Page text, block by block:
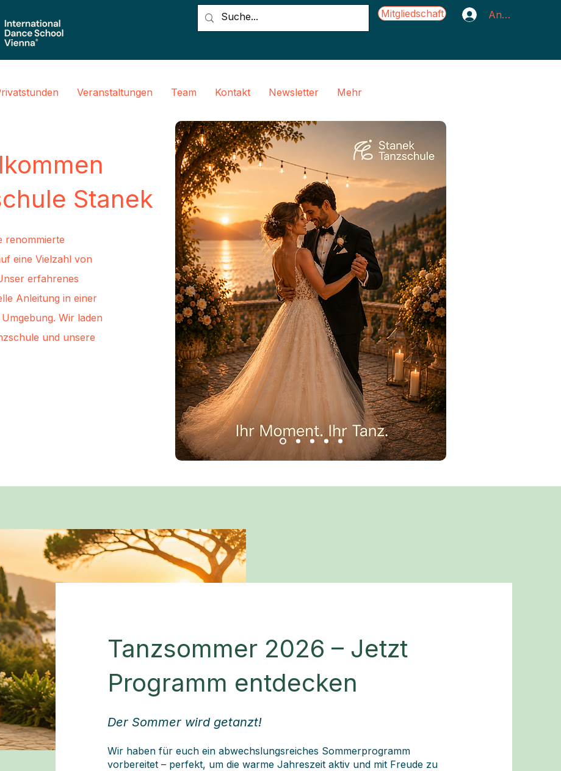
Mitgliedschaft Anmelden
Veranstaltungen Team Kontakt Newsletter Mehr
Stanek
renommierte
eine Vielzahl von
erfahrenes
Anleitung in einer
Wir laden
und unsere
Tanzsommer 2026 – Jetzt
Programm entdecken
Der Sommer wird getanzt!
Wir haben für euch ein abwechslungsreiches Sommerprogramm
vorbereitet – perfekt, um die warme Jahreszeit aktiv und mit Freude zu